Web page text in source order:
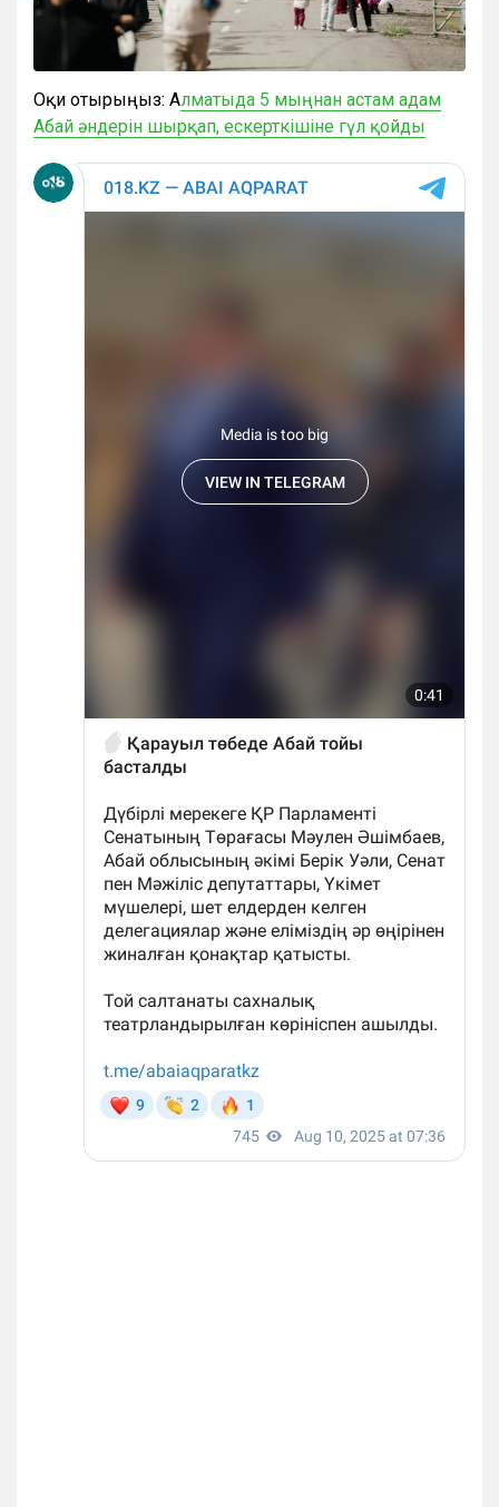
Оқи отырыңыз: Алматыда 5 мыңнан астам адам
Абай әндерін шырқап, ескерткішіне гүл қойды